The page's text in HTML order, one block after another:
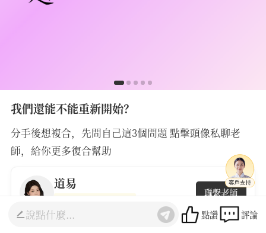
我們還能不能重新開始？
分手後想複合，先問自己這3個問題 點擊頭像私聊老
師，給你更多復合幫助
道易
聯繫老師
點讚
評論